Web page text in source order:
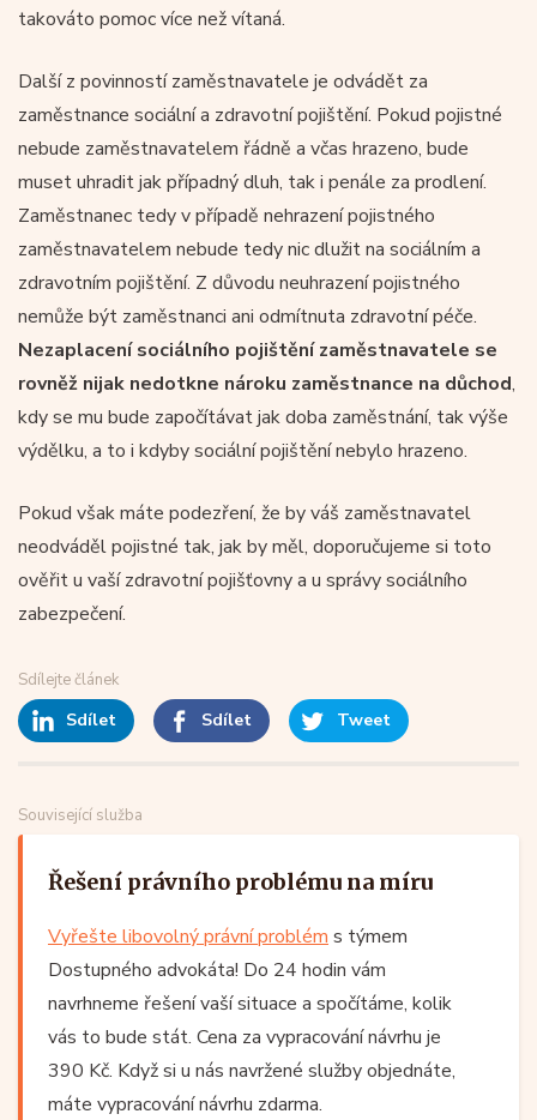
takováto pomoc více než vítaná.
Další z povinností zaměstnavatele je odvádět za
zaměstnance sociální a zdravotní pojištění. Pokud pojistné
nebude zaměstnavatelem řádně a včas hrazeno, bude
muset uhradit jak případný dluh, tak i penále za prodlení.
Zaměstnanec tedy v případě nehrazení pojistného
zaměstnavatelem nebude tedy nic dlužit na sociálním a
zdravotním pojištění. Z důvodu neuhrazení pojistného
nemůže být zaměstnanci ani odmítnuta zdravotní péče.
Nezaplacení sociálního pojištění zaměstnavatele se
rovněž nijak nedotkne nároku zaměstnance na důchod,
kdy se mu bude započítávat jak doba zaměstnání, tak výše
výdělku, a to i kdyby sociální pojištění nebylo hrazeno.
Pokud však máte podezření, že by váš zaměstnavatel
neodváděl pojistné tak, jak by měl, doporučujeme si toto
ověřit u vaší zdravotní pojišťovny a u správy sociálního
zabezpečení.
Sdílejte článek
Sdílet Sdílet Tweet
Související služba
Řešení právního problému na míru
Vyřešte libovolný právní problém s týmem
Dostupného advokáta! Do 24 hodin vám
navrhneme řešení vaší situace a spočítáme, kolik
vás to bude stát. Cena za vypracování návrhu je
390 Kč. Když si u nás navržené služby objednáte,
máte vypracování návrhu zdarma.